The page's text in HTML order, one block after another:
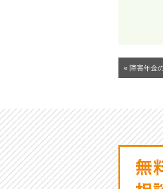
« 障害年金